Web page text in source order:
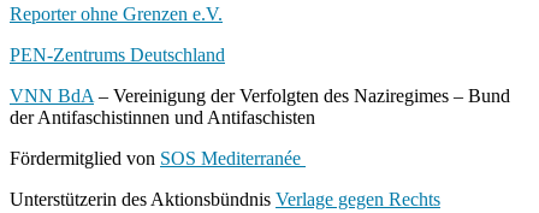
Reporter ohne Grenzen e.V.
PEN-Zentrums Deutschland
VNN BdA – Vereinigung der Verfolgten des Naziregimes – Bund
der Antifaschistinnen und Antifaschisten
Fördermitglied von SOS Mediterranée
Unterstützerin des Aktionsbündnis Verlage gegen Rechts